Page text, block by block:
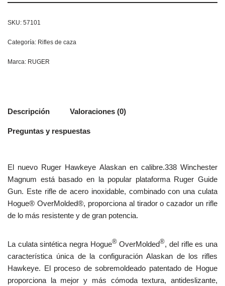
SKU: 57101
Categoría: Rifles de caza
Marca: RUGER
Descripción Valoraciones (0)
Preguntas y respuestas
El nuevo Ruger Hawkeye Alaskan en calibre.338 Winchester
Magnum está basado en la popular plataforma Ruger Guide
Gun. Este rifle de acero inoxidable, combinado con una culata
Hogue® OverMolded®, proporciona al tirador o cazador un rifle
de lo más resistente y de gran potencia.
La culata sintética negra Hogue®OverMolded®, del rifle es una
característica única de la configuración Alaskan de los rifles
Hawkeye. El proceso de sobremoldeado patentado de Hogue
proporciona la mejor y más cómoda textura, antideslizante,